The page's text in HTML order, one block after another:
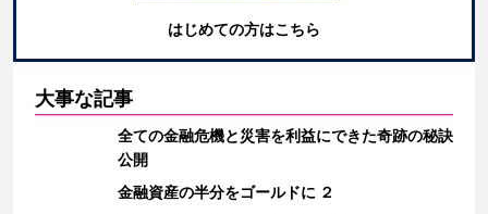
はじめての方はこちら
大事な記事
全ての金融危機と災害を利益にできた奇跡の秘訣
公開
金融資産の半分をゴールドに ２